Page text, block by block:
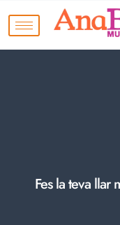
Fes la teva llar